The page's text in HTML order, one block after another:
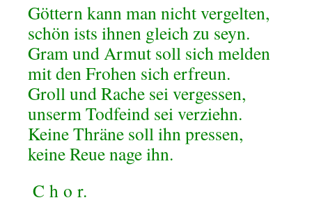
Göttern kann man nicht vergelten,
schön ists ihnen gleich zu seyn.
Gram und Armut soll sich melden
mit den Frohen sich erfreun.
Groll und Rache sei vergessen,
unserm Todfeind sei verziehn.
Keine Thräne soll ihn pressen,
keine Reue nage ihn.
C h o r.